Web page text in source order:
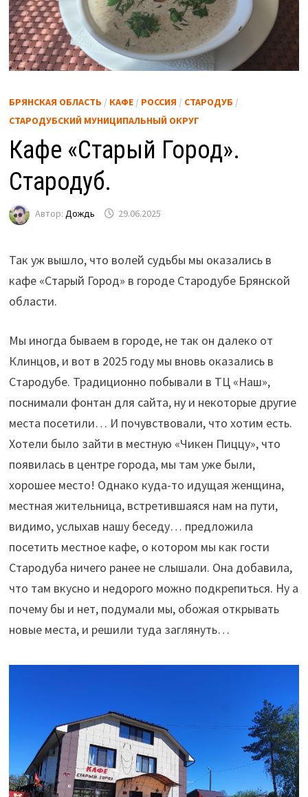
БРЯНСКАЯ ОБЛАСТЬ / КАФЕ/ РОССИЯ / СТАРОДУБ /
СТАРОДУБСКИЙ МУНИЦИПАЛЬНЫЙ ОКРУГ
Кафе «Старый Город».
Стародуб.
Автор: Дождь 29.06.2025
Так уж вышло, что волей судьбы мы оказались в
кафе «Старый Город» в городе Стародубе Брянской
области.
Мы иногда бываем в городе, не так он далеко от
Клинцов, и вот в 2025 году мы вновь оказались в
Стародубе. Традиционно побывали в ТЦ «Наш»,
поснимали фонтан для сайта, ну и некоторые другие
места посетили… И почувствовали, что хотим есть.
Хотели было зайти в местную «Чикен Пиццу», что
появилась в центре города, мы там уже были,
хорошее место! Однако куда-то идущая женщина,
местная жительница, встретившаяся нам на пути,
видимо, услыхав нашу беседу… предложила
посетить местное кафе, о котором мы как гости
Стародуба ничего ранее не слышали. Она добавила,
что там вкусно и недорого можно подкрепиться. Ну а
почему бы и нет, подумали мы, обожая открывать
новые места, и решили туда заглянуть…